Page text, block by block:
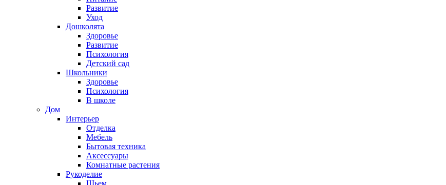
Развитие
Уход
Дошколята
Здоровье
Развитие
Психология
Детский сад
Школьники
Здоровье
Психология
В школе
Дом
Интерьер
Отделка
Мебель
Бытовая техника
Аксессуары
Комнатные растения
Рукоделие
Шьем